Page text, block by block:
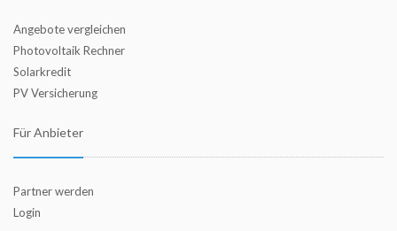
Angebote vergleichen
Photovoltaik Rechner
Solarkredit
PV Versicherung
Für Anbieter
Partner werden
Login